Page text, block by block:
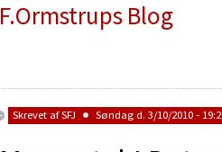
F.Ormstrups Blog
Skrevet afSFJ Søndag d. 3/10/2010 -